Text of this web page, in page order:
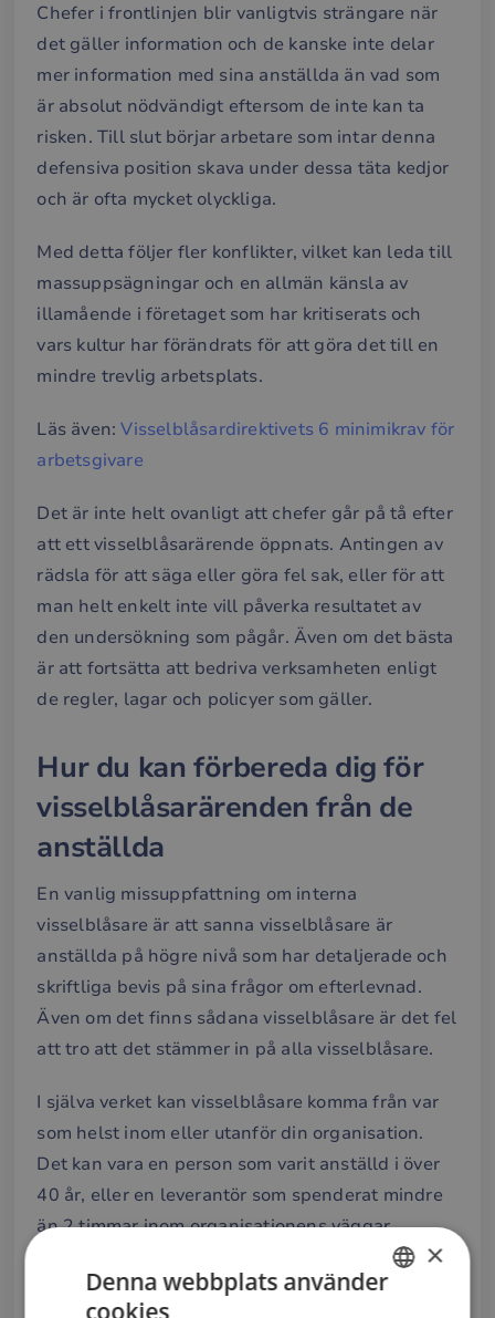
Chefer i frontlinjen blir vanligtvis strängare när
det gäller information och de kanske inte delar
mer information med sina anställda än vad som
är absolut nödvändigt eftersom de inte kan ta
risken. Till slut börjar arbetare som intar denna
defensiva position skava under dessa täta kedjor
och är ofta mycket olyckliga.
Med detta följer fler konflikter, vilket kan leda till
massuppsägningar och en allmän känsla av
illamående i företaget som har kritiserats och
vars kultur har förändrats för att göra det till en
mindre trevlig arbetsplats.
Läs även:Visselblåsardirektivets 6 minimikrav för
arbetsgivare
Det är inte helt ovanligt att chefer går på tå efter
att ett visselblåsarärende öppnats. Antingen av
rädsla för att säga eller göra fel sak, eller för att
man helt enkelt inte vill påverka resultatet av
den undersökning som pågår. Även om det bästa
är att fortsätta att bedriva verksamheten enligt
de regler, lagar och policyer som gäller.
Hur du kan förbereda dig för
visselblåsarärenden från de
anställda
En vanlig missuppfattning om interna
visselblåsare är att sanna visselblåsare är
anställda på högre nivå som har detaljerade och
skriftliga bevis på sina frågor om efterlevnad.
Även om det finns sådana visselblåsare är det fel
att tro att det stämmer in på alla visselblåsare.
I själva verket kan visselblåsare komma från var
som helst inom eller utanför din organisation.
Det kan vara en person som varit anställd i över
40 år, eller en leverantör som spenderat mindre
än 2 timmar inom organisationens väggar.
Läs även:5 saker visselblåsare önskar togs på
större allvar
×
Denna webbplats använder
cookies